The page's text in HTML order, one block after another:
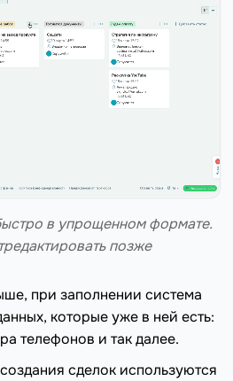
в упрощенном формате.
позже
при заполнении система
которые уже в ней есть:
телефонов и так далее.
сделок используются